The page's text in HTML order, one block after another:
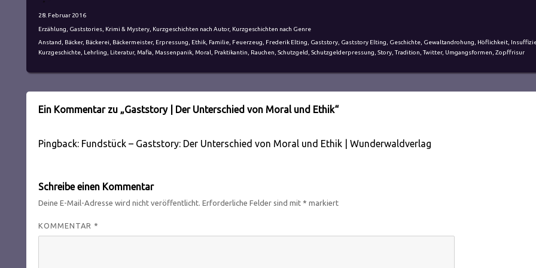
Veröffentlicht
28. Februar 2016
Kategorien
Erzählung Gaststories Krimi & Mystery Kurzgeschichten nach Autor, Kurzgeschichten nach Genre
Schlagwörter
Anstand Bäcker, Bäckerei Bäckermeister, Erpressung Ethik Familie Feuerzeug Frederik Elting Gaststory Gaststory Elting Geschichte Gewaltandrohung Höflichkeit
Kurzgeschichte Lehrling Literatur, Mafia Massenpanik Moral Praktikantin Rauchen Schutzgeld Schutzgelderpressung Story ,Tradition ,Twitter, Umgangsformen Zopffrisur
Ein Kommentar zu „Gaststory | Der Unterschied von Moral und Ethik“
Pingback: Fundstück – Gaststory: Der Unterschied von Moral und Ethik | Wunderwaldverlag
Schreibe einen Kommentar
Deine E-Mail-Adresse wird nicht veröffentlicht. Erforderliche Felder sind mit * markiert
KOMMENTAR *